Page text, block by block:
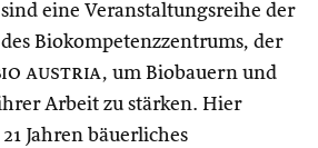
sind eine Veranstaltungsreihe der
Biokompetenzzentrums, der
austria, um Biobauern und
Arbeit zu stärken. Hier
Jahren bäuerliches